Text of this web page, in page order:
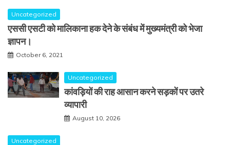
Uncategorized
एससी एसटी को मालिकाना हक देने के संबंध में मुख्यमंत्री को भेजा
ज्ञापन।
October 6, 2021
Uncategorized
कांवड़ियों की राह आसान करने सड़कों पर उतरे
व्यापारी
August 10, 2026
Uncategorized